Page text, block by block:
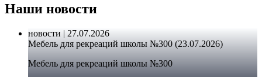
Наши новости
новости | 27.07.2026
Мебель для рекреаций школы №300 (23.07.2026)
Мебель для рекреаций школы №300